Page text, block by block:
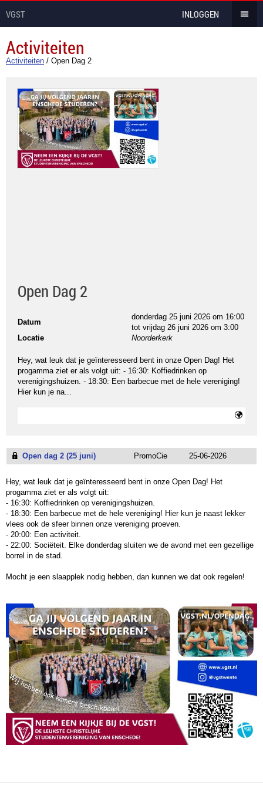
VGST INLOGGEN
Activiteiten
Activiteiten / Open Dag 2
Open Dag 2
Datum
donderdag 25 juni 2026 om 16:00
tot vrijdag 26 juni 2026 om 3:00
Locatie
Noorderkerk
Hey, wat leuk dat je geïnteresseerd bent in onze Open Dag! Het
progamma ziet er als volgt uit: - 16:30: Koffiedrinken op
verenigingshuizen. - 18:30: Een barbecue met de hele vereniging!
Hier kun je na...
Open dag 2 (25 juni) PromoCie 25-06-2026
Hey, wat leuk dat je geïnteresseerd bent in onze Open Dag! Het
progamma ziet er als volgt uit:
- 16:30: Koffiedrinken op verenigingshuizen.
- 18:30: Een barbecue met de hele vereniging! Hier kun je naast lekker
vlees ook de sfeer binnen onze vereniging proeven.
- 20:00: Een activiteit.
- 22:00: Sociëteit. Elke donderdag sluiten we de avond met een gezellige
borrel in de stad.
Mocht je een slaapplek nodig hebben, dan kunnen we dat ook regelen!